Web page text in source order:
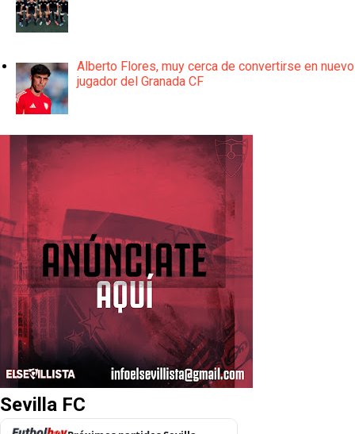
Alberto Flores, muy cerca de convertirse en nuevo
jugador del Granada CF
Sevilla FC